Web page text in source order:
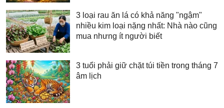
3 loại rau ăn lá có khả năng "ngậm"
nhiều kim loại nặng nhất: Nhà nào cũng
mua nhưng ít người biết
3 tuổi phải giữ chặt túi tiền trong tháng 7
âm lịch